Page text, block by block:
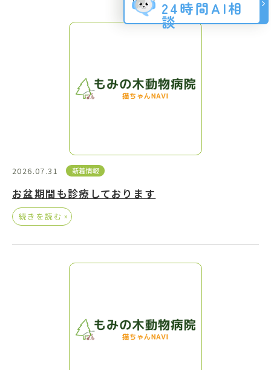
2026.07.31 新着情報
お盆期間も診療しております
続きを読む »
24時間AI相
談